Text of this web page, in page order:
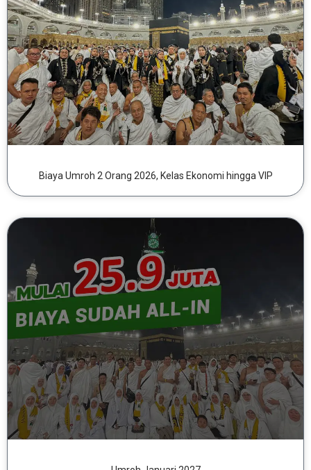
Biaya Umroh 2 Orang 2026, Kelas Ekonomi hingga VIP